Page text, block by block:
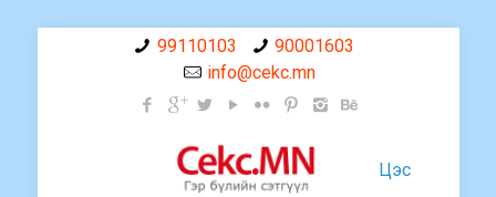
99110103
90001603
info@cekc.mn
Цэс